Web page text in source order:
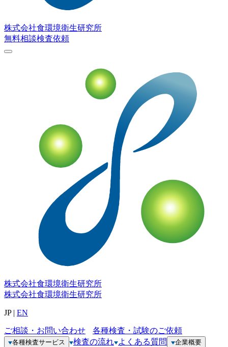
株式会社食環境衛生研究所
無料相談検査依頼
株式会社食環境衛生研究所
株式会社食環境衛生研究所
JP| EN
ご相談・お問い合わせ 各種検査・試験のご依頼
各種検査サービス 検査の流れ よくある質問
企業概要